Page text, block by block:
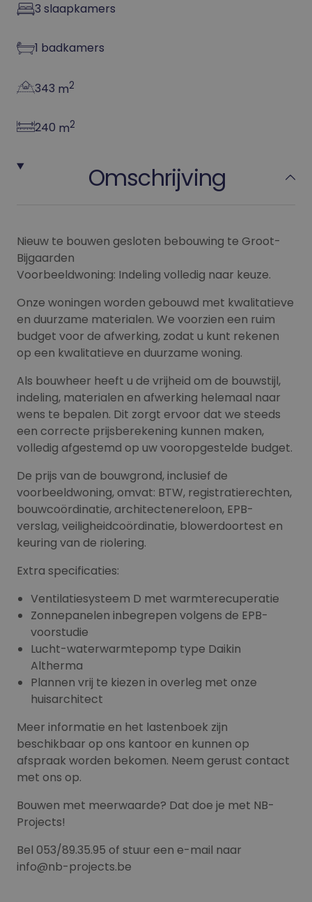
3 slaapkamers
1 badkamers
343 m2
240 m2
Omschrijving
Nieuw te bouwen gesloten bebouwing te Groot-
Bijgaarden
Voorbeeldwoning: Indeling volledig naar keuze.
Onze woningen worden gebouwd met kwalitatieve
en duurzame materialen. We voorzien een ruim
budget voor de afwerking, zodat u kunt rekenen
op een kwalitatieve en duurzame woning.
Als bouwheer heeft u de vrijheid om de bouwstijl,
indeling, materialen en afwerking helemaal naar
wens te bepalen. Dit zorgt ervoor dat we steeds
een correcte prijsberekening kunnen maken,
volledig afgestemd op uw vooropgestelde budget.
De prijs van de bouwgrond, inclusief de
voorbeeldwoning, omvat: BTW, registratierechten,
bouwcoördinatie, architectenereloon, EPB-
verslag, veiligheidcoördinatie, blowerdoortest en
keuring van de riolering.
Extra specificaties:
Ventilatiesysteem D met warmterecuperatie
Zonnepanelen inbegrepen volgens de EPB-
voorstudie
Lucht-waterwarmtepomp type Daikin
Altherma
Plannen vrij te kiezen in overleg met onze
huisarchitect
Meer informatie en het lastenboek zijn
beschikbaar op ons kantoor en kunnen op
afspraak worden bekomen. Neem gerust contact
met ons op.
Bouwen met meerwaarde? Dat doe je met NB-
Projects!
Bel 053/89.35.95 of stuur een e-mail naar
info@nb-projects.be